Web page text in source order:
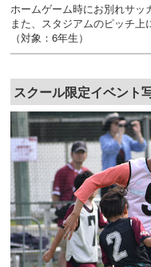
ホームゲーム時にお別れサッ
また、スタジアムのピッチ上
（対象：6年生）
スクール限定イベント